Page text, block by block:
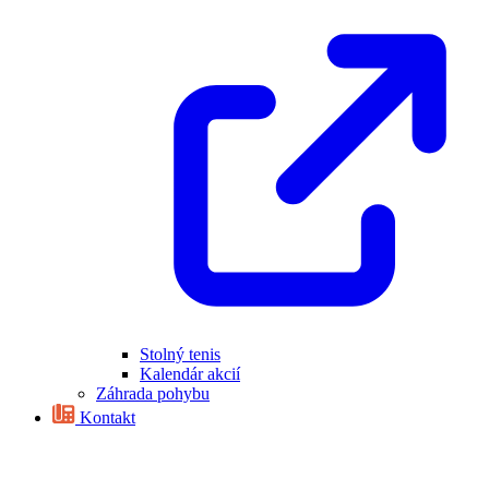
Stolný tenis
Kalendár akcií
Záhrada pohybu
Kontakt